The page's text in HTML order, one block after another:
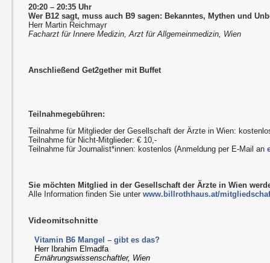
20:20 – 20:35 Uhr
Wer B12 sagt, muss auch B9 sagen: Bekanntes, Mythen und
Herr Martin Reichmayr
Facharzt für Innere Medizin, Arzt für Allgemeinmedizin, Wien
Anschließend Get2gether mit Buffet
Teilnahmegebühren:
Teilnahme für Mitglieder der Gesellschaft der Ärzte in Wien:
Teilnahme für Nicht-Mitglieder: € 10,-
Teilnahme für Journalist*innen: kostenlos (Anmeldung per E-Mail an
Sie möchten Mitglied in der Gesellschaft der Ärzte in Wien
Alle Information finden Sie unterwww.billrothhaus.at/
Videomitschnitte
Vitamin B6 Mangel – gibt es das?
Herr Ibrahim Elmadfa
Ernährungswissenschaftler, Wien